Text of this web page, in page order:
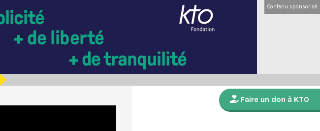
Contenu sponsorisé
Faire un don à KTO